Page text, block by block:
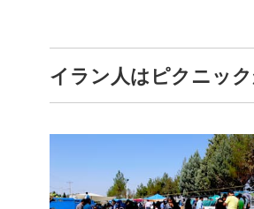
イラン人はピクニッ